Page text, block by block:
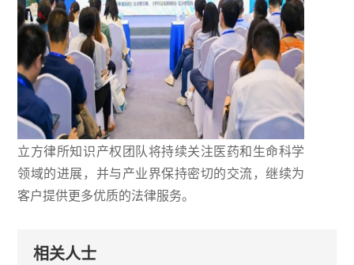
立方律所知识产权团队将持续关注医药和生命科学
领域的进展，并与产业界保持密切的交流，继续为
客户提供更多优质的法律服务。
相关人士